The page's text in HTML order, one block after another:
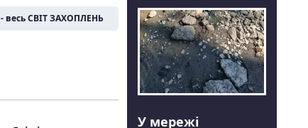
- весь СВІТ ЗАХОПЛЕНЬ
У мережі